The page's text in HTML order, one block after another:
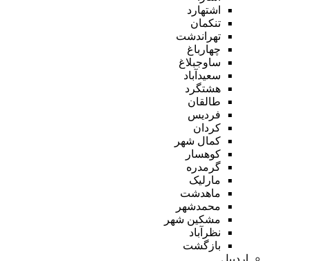
اشتهارد
تنکمان
تهراندشت
چهارباغ
ساوجبلاغ
سعیدآباد
هشتگرد
طالقان
فردیس
کردان
کمال شهر
کوهسار
گرمدره
مارلیک
ماهدشت
محمدشهر
مشکین شهر
نظرآباد
بازگشت
اردبیل